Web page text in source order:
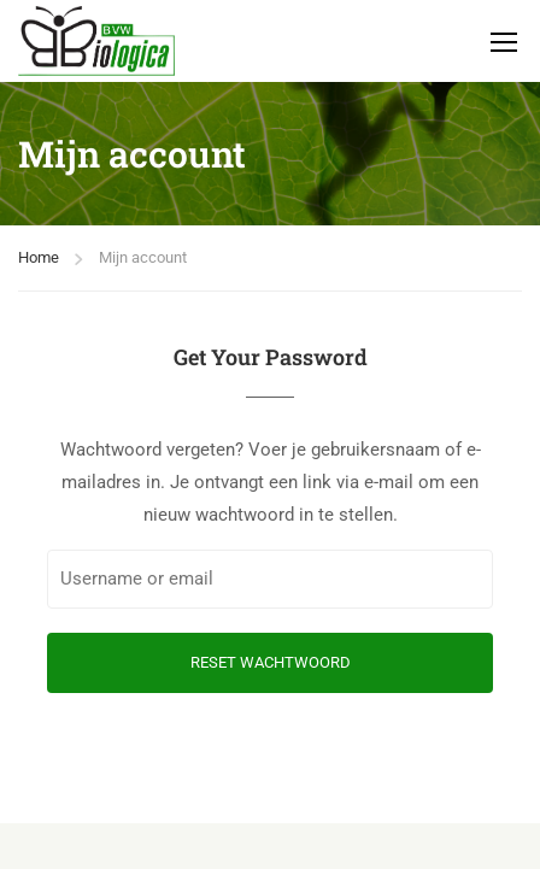
Mijn account
Home Mijn account
Get Your Password
Wachtwoord vergeten? Voer je gebruikersnaam of e-
mailadres in. Je ontvangt een link via e-mail om een
nieuw wachtwoord in te stellen.